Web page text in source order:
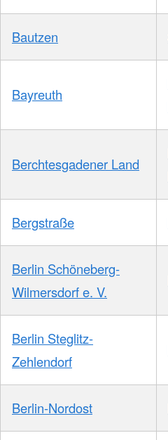
Bautzen
Bayreuth
Berchtesgadener Land
Bergstraße
Berlin Schöneberg-
Wilmersdorf e. V.
Berlin Steglitz-
Zehlendorf
Berlin-Nordost